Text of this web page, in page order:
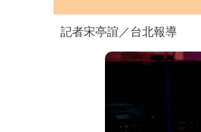
記者宋亭誼／台北報導